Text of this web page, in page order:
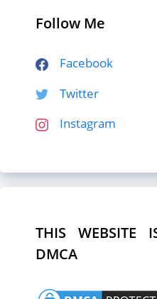
Follow Me
Facebook
Twitter
Instagram
THIS WEBSITE
DMCA